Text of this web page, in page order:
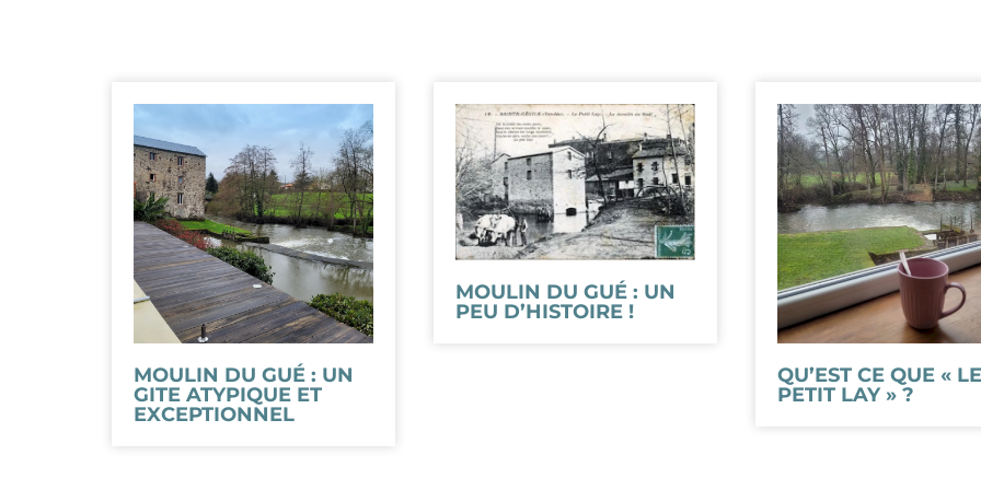
MOULIN DU GUÉ : UN
GITE ATYPIQUE ET
EXCEPTIONNEL
MOULIN DU GUÉ : UN
PEU D’HISTOIRE !
QU’EST CE QUE « LE
PETIT LAY » ?